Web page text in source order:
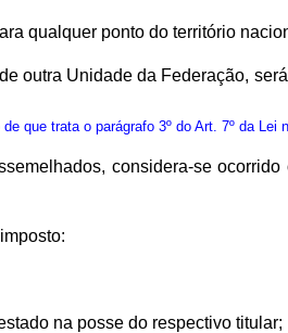
qualquer ponto do território
outra Unidade da Federação,
que trata o parágrafo 3º do Art. 7º da Lei
considera-se
na posse do respectivo titular;